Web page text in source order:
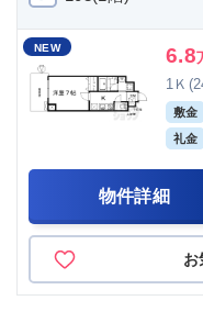
NEW 6.8
1Ｋ
敷金
礼金
物件詳細
お